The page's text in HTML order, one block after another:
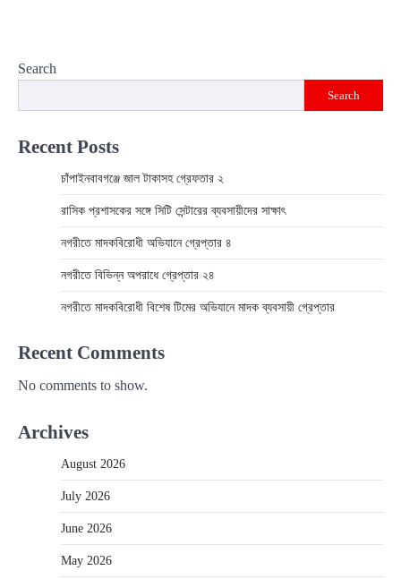
Search
Search
Recent Posts
চাঁপাইনবাবগঞ্জে জাল টাকাসহ গ্রেফতার ২
রাসিক প্রশাসকের সঙ্গে সিটি সেন্টারের ব্যবসায়ীদের সাক্ষাৎ
নগরীতে মাদকবিরোধী অভিযানে গ্রেপ্তার ৪
নগরীতে বিভিন্ন অপরাধে গ্রেপ্তার ২৪
নগরীতে মাদকবিরোধী বিশেষ টিমের অভিযানে মাদক ব্যবসায়ী গ্রেপ্তার
Recent Comments
No comments to show.
Archives
August 2026
July 2026
June 2026
May 2026